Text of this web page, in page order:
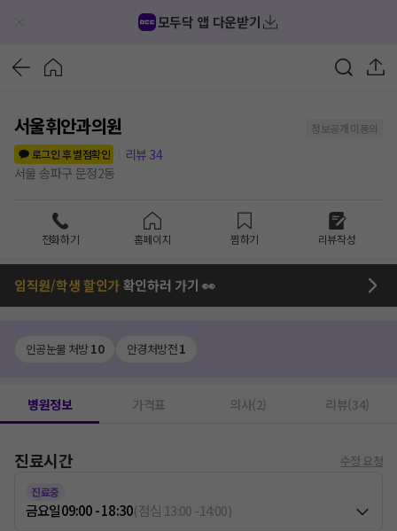
모두닥 앱 다운받기
서울휘안과의원
정보공개 미동의
로그인 후 별점확인
리뷰 34
서울 송파구 문정2동
전화하기 홈페이지 찜하기 리뷰작성
임직원/학생 할인가확인하러 가기 👀
인공눈물 처방10 안경처방전1
병원정보 가격표 의사(2) 리뷰(34)
진료시간 수정 요청
진료중
금요일09:00 - 18:30(점심 13:00-14:00)